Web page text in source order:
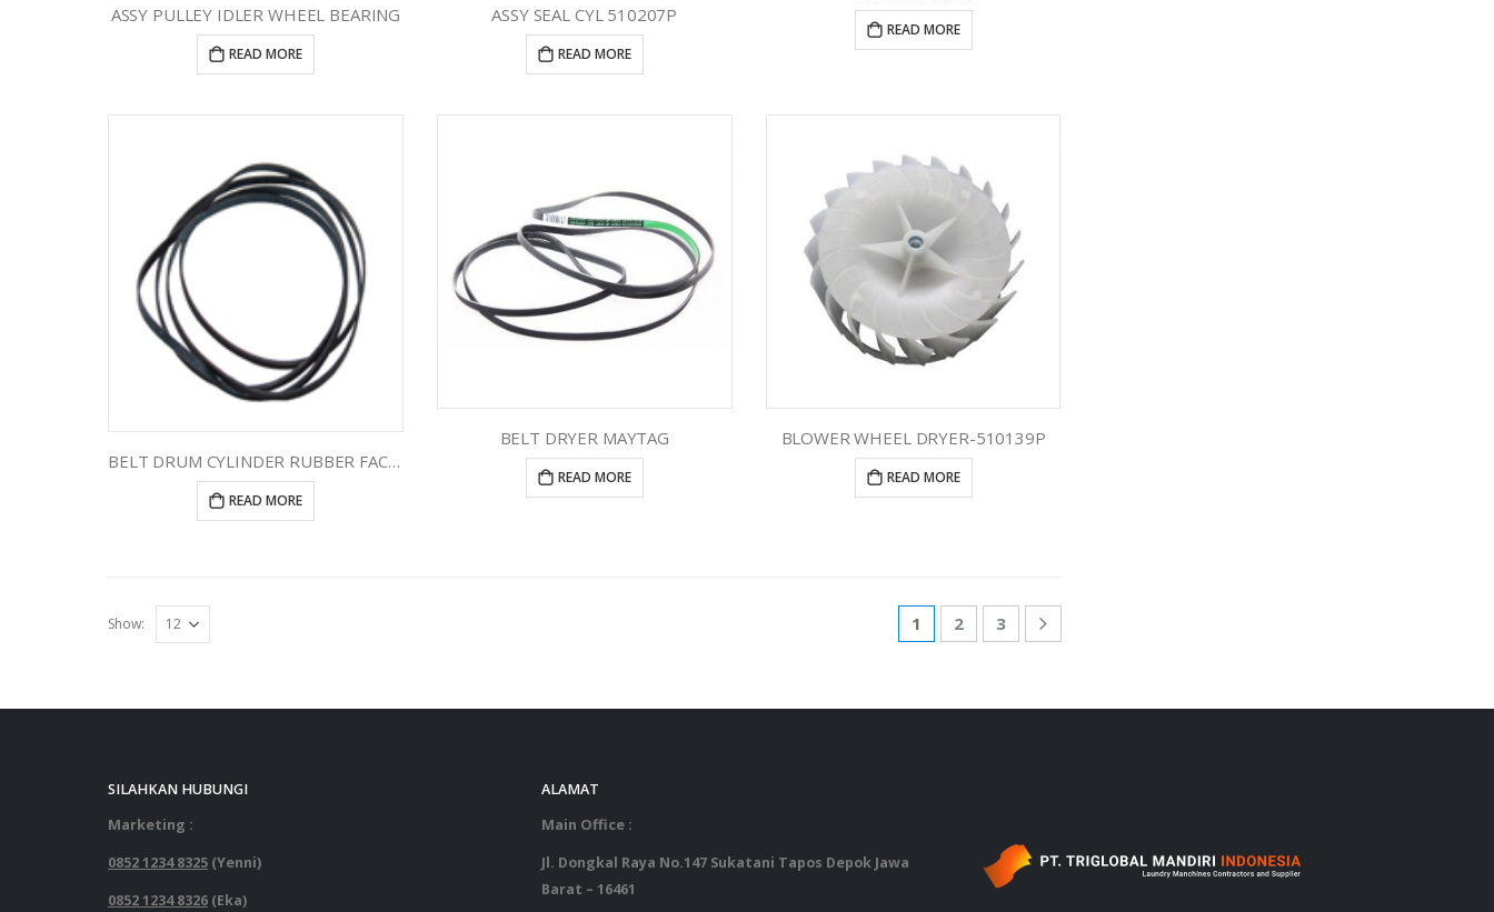
ASSY PULLEY IDLER WHEEL BEARING
READ MORE
ASSY SEAL CYL 510207P
READ MORE
READ MORE
BELT DRUM CYLINDER RUBBER FACE PKG 511255P
READ MORE
BELT DRYER MAYTAG
READ MORE
BLOWER WHEEL DRYER-510139P
READ MORE
Show: 1 2 3
SILAHKAN HUBUNGI
Marketing :
0852 1234 8325 (Yenni)
0852 1234 8326 (Eka)
ALAMAT
Main Office :
Jl. Dongkal Raya No.147 Sukatani Tapos Depok Jawa
Barat – 16461